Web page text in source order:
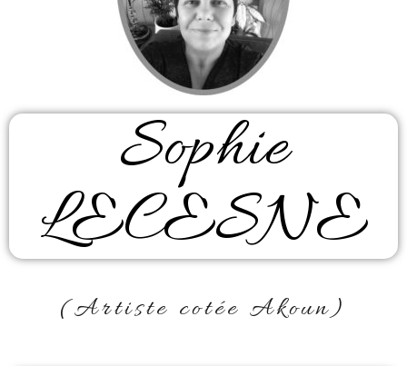
Sophie
LECESNE
(Artiste cotée Akoun)